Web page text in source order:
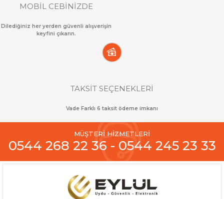
MOBİL CEBİNİZDE
Dilediğiniz her yerden güvenli alışverişin
keyfini çıkarın.
TAKSİT SEÇENEKLERİ
Vade Farklı 6 taksit ödeme imkanı
MÜŞTERİ HİZMETLERİ
0544 268 22 36 - 0544 245 23 33